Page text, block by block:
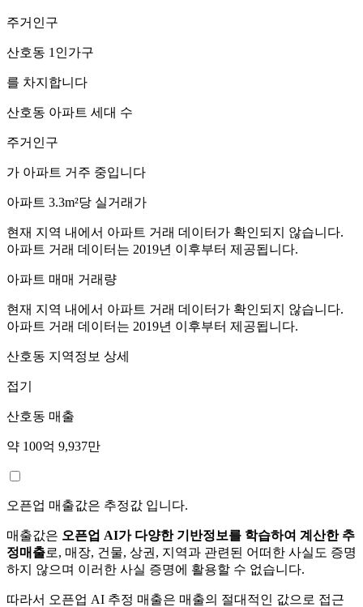
주거인구
산호동 1인가구
를 차지합니다
산호동 아파트 세대 수
주거인구
가 아파트 거주 중입니다
아파트 3.3m²당 실거래가
현재 지역 내에서 아파트 거래 데이터가 확인되지 않습니다.
아파트 거래 데이터는 2019년 이후부터 제공됩니다.
아파트 매매 거래량
현재 지역 내에서 아파트 거래 데이터가 확인되지 않습니다.
아파트 거래 데이터는 2019년 이후부터 제공됩니다.
산호동 지역정보 상세
접기
산호동 매출
약 100억 9,937만
오픈업 매출값은 추정값 입니다.
매출값은 오픈업 AI가 다양한 기반정보를 학습하여 계산한 추
정매출로, 매장, 건물, 상권, 지역과 관련된 어떠한 사실도 증명
하지 않으며 이러한 사실 증명에 활용할 수 없습니다.
따라서 오픈업 AI 추정 매출은 매출의 절대적인 값으로 접근